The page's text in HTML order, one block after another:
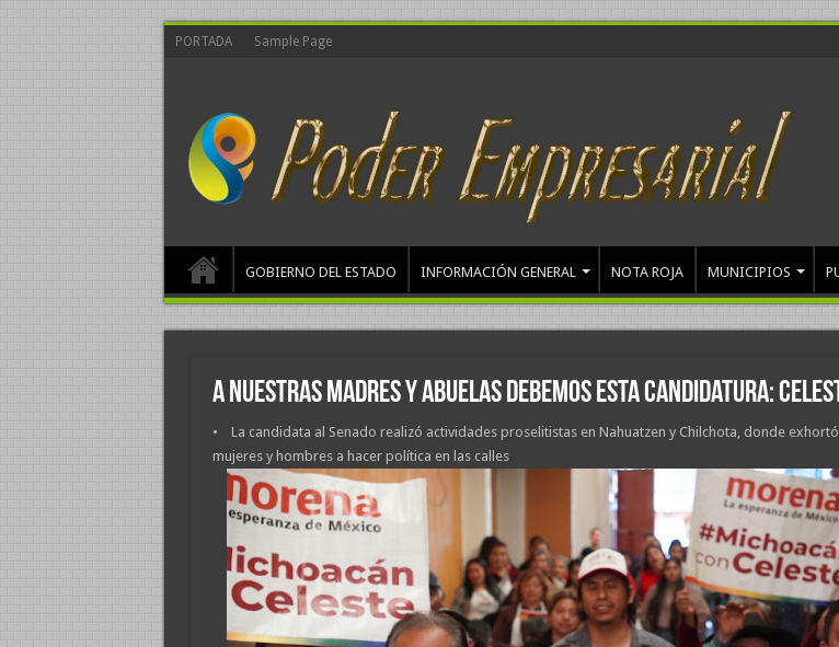
PORTADA Sample Page
GOBIERNO DEL ESTADO INFORMACIÓN GENERAL NOTA ROJA MUNICIPIOS
A nuestras madres y abuelas debemos esta candidatura:
• La candidata al Senado realizó actividades proselitistas en Nahuatzen y Chilchota, donde
mujeres y hombres a hacer política en las calles